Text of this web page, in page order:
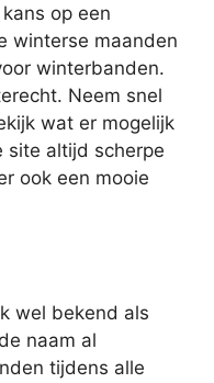
op een
winterse maanden
winterbanden.
Neem snel
wat er mogelijk
site altijd scherpe
ook een mooie
wel bekend als
naam al
tijdens alle